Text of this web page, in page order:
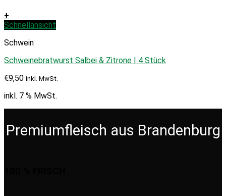
+
Schnellansicht
Schwein
Schweinebratwurst Salbei & Zitrone | 4 Stück
€9,50 inkl. MwSt.
inkl. 7 % MwSt.
Premiumfleisch aus Brandenburg